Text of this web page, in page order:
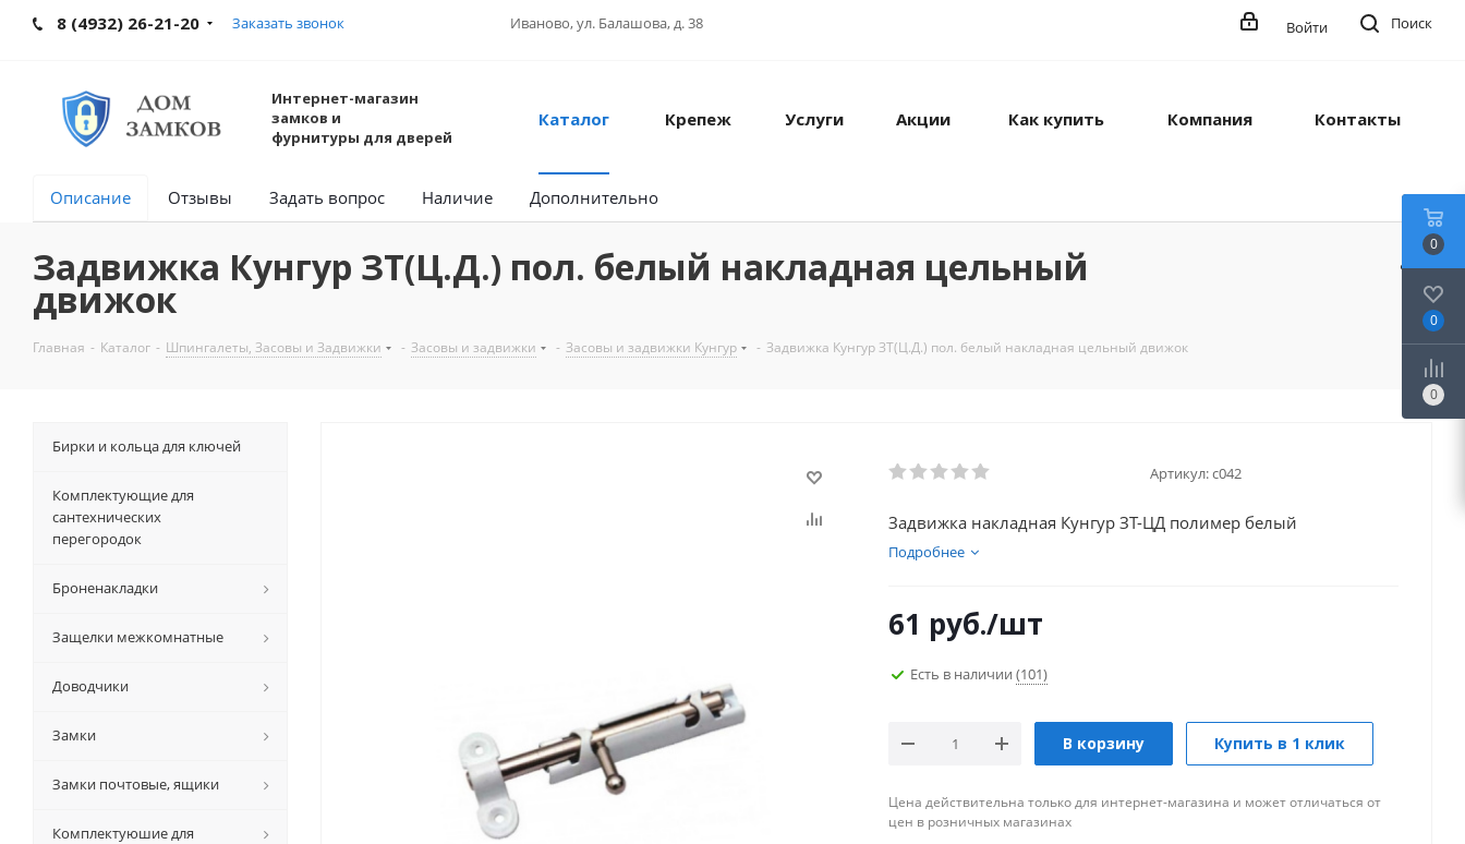
8 (4932) 26-21-20 Заказать звонок Иваново, ул. Балашова, д. 38 Поиск
Войти
Интернет-магазин
замков и
фурнитуры для дверей
Каталог Крепеж Услуги Акции Как купить Компания Контакты
Описание Отзывы Задать вопрос Наличие Дополнительно
Задвижка Кунгур ЗТ(Ц.Д.) пол. белый накладная цельный
движок
Главная - Каталог - Шпингалеты, Засовы и Задвижки - Засовы и задвижки - Засовы и задвижки Кунгур - Задвижка Кунгур ЗТ(Ц.Д.) пол. белый накладная цельный движок
Артикул:с042
Задвижка накладная Кунгур ЗТ-ЦД полимер белый
Подробнее
61 руб./шт
Есть в наличии (101)
В корзину Купить в 1 клик
Цена действительна только для интернет-магазина и может отличаться от
цен в розничных магазинах
Бирки и кольца для ключей
Комплектующие для
сантехнических
перегородок
Броненакладки
Защелки межкомнатные
Доводчики
Замки
Замки почтовые, ящики
Комплектуюшие для
0
0
0